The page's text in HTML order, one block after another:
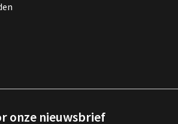
onze nieuwsbrief